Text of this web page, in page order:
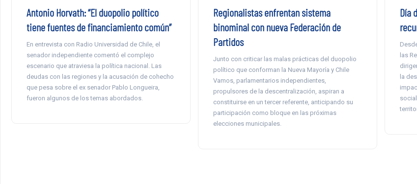
Antonio Horvath: “El duopolio político
tiene fuentes de financiamiento común”
En entrevista con Radio Universidad de Chile, el
senador independiente comentó el complejo
escenario que atraviesa la política nacional. Las
deudas con las regiones y la acusación de cohecho
que pesa sobre el ex senador Pablo Longueira,
fueron algunos de los temas abordados.
Regionalistas enfrentan sistema
binominal con nueva Federación de
Partidos
Junto con criticar las malas prácticas del duopolio
político que conforman la Nueva Mayoría y Chile
Vamos, parlamentarios independientes,
propulsores de la descentralización, aspiran a
constituirse en un tercer referente, anticipando su
participación como bloque en las próximas
elecciones municipales.
Día
las
la